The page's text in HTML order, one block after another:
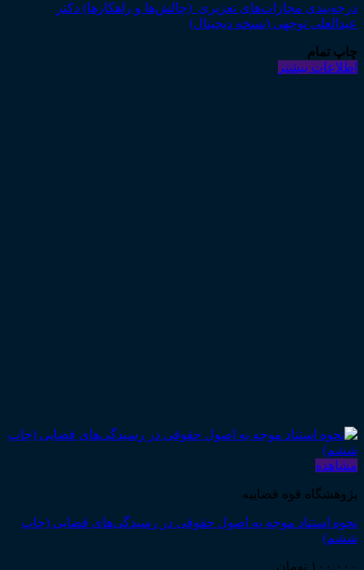
درجه‌بندی مجازات‌های تعزیری (چالش‌ها و راهکارها) دکتر
عبدالعلی توجهی (نسخه دیجیتال)
چاپ تمام
اطلاعات بیشتر
مشاهده
پژوهشگاه قوه قضاییه
نحوه استناد موجه به اصول حقوقی در رسیدگی‌های قضایی (چاپ
ششم)
۱۰۰,۰۰۰ تومان